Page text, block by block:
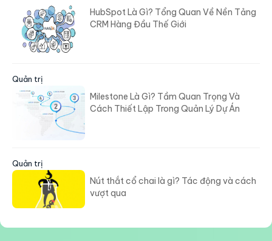
HubSpot Là Gì? Tổng Quan Về Nền Tảng
CRM Hàng Đầu Thế Giới
Quản trị
Milestone Là Gì? Tầm Quan Trọng Và
Cách Thiết Lập Trong Quản Lý Dự Án
Quản trị
Nút thắt cổ chai là gì? Tác động và cách
vượt qua